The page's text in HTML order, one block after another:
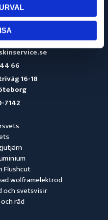
Flushcut
wolframelektrod
och svetsvisir
råd
66
16-18
7142